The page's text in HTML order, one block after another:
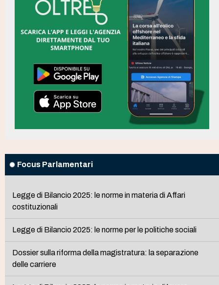
Focus Parlamentari
Legge di Bilancio 2025: le norme in materia di Affari
costituzionali
Legge di Bilancio 2025: le norme per le politiche sociali
Dossier sulla riforma della magistratura: la separazione
delle carriere